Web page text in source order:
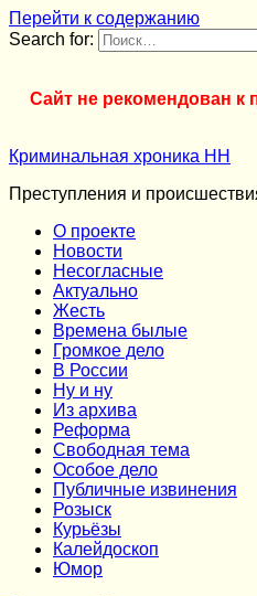
Перейти к содержанию
Search for:
Сайт не рекомендован
Криминальная хроника НН
Преступления и
О проекте
Новости
Несогласные
Актуально
Жесть
Времена былые
Громкое дело
В России
Ну и ну
Из архива
Реформа
Cвободная тема
Особое дело
Публичные извинения
Розыск
Курьёзы
Калейдоскоп
Юмор